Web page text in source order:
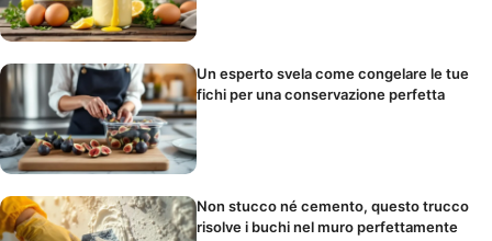
Un esperto svela come congelare le tue
fichi per una conservazione perfetta
Non stucco né cemento, questo trucco
risolve i buchi nel muro perfettamente